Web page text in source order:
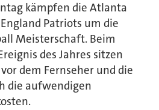
kämpfen die Atlanta
Patriots um die
Meisterschaft. Beim
des Jahres sitzen
dem Fernseher und die
die aufwendigen